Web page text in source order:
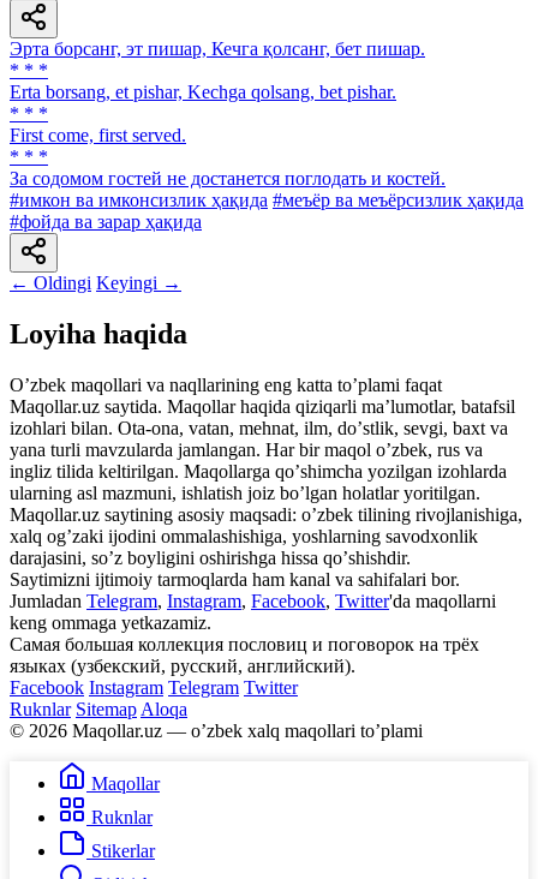
Эрта борсанг, эт пишар, Кечга қолсанг, бет пишар.
* * *
Erta borsang, et pishar, Kechga qolsang, bet pishar.
* * *
First come, first served.
* * *
Зa содомом гостей не достанется поглодать и костей.
#имкон ва имконсизлик ҳақида #меъёр ва меъёрсизлик ҳақида
#фойда ва зарар ҳақида
← Oldingi Keyingi →
Loyiha haqida
Oʼzbek maqollari va naqllarining eng katta toʼplami faqat
Maqollar.uz saytida. Maqollar haqida qiziqarli maʼlumotlar, batafsil
izohlari bilan. Ota-ona, vatan, mehnat, ilm, doʼstlik, sevgi, baxt va
yana turli mavzularda jamlangan. Har bir maqol oʼzbek, rus va
ingliz tilida keltirilgan. Maqollarga qoʼshimcha yozilgan izohlarda
ularning asl mazmuni, ishlatish joiz boʼlgan holatlar yoritilgan.
Maqollar.uz saytining asosiy maqsadi: oʼzbek tilining rivojlanishiga,
xalq ogʼzaki ijodini ommalashishiga, yoshlarning savodxonlik
darajasini, soʼz boyligini oshirishga hissa qoʼshishdir.
Saytimizni ijtimoiy tarmoqlarda ham kanal va sahifalari bor.
Jumladan Telegram, Instagram, Facebook, Twitter'da maqollarni
keng ommaga yetkazamiz.
Самая большая коллекция пословиц и поговорок на трёх
языках (узбекский, русский, английский).
Facebook Instagram Telegram Twitter
Ruknlar Sitemap Aloqa
© 2026 Maqollar.uz — oʼzbek xalq maqollari toʼplami
Maqollar
Ruknlar
Stikerlar